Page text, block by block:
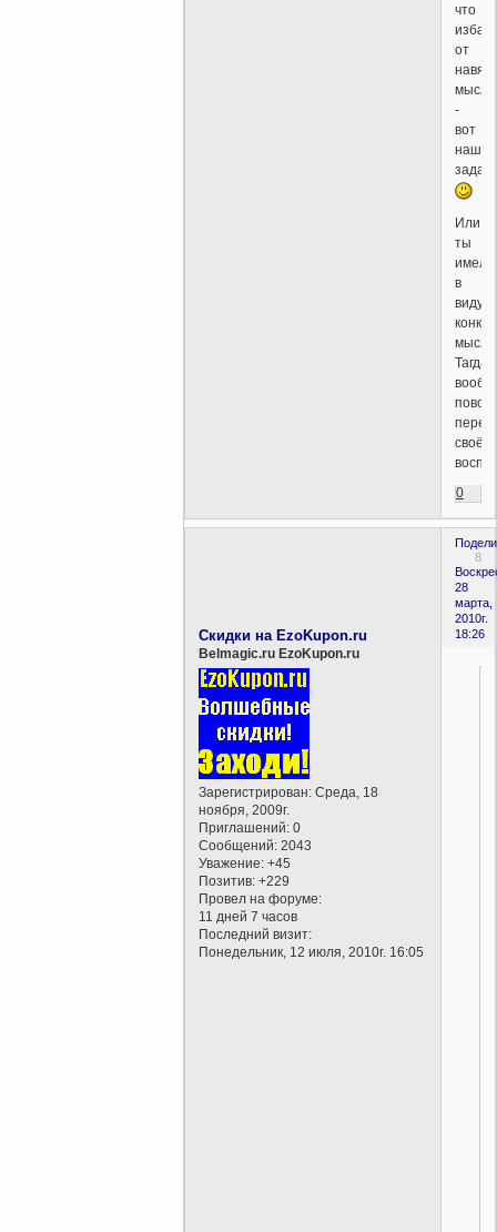
что
от
мысли
-
вот
нашп
Или
ты
имел
в
виду
Тагда
повол
своё
0
8
28
марта,
2010г.
18:26
Скидки на EzoKupon.ru
Belmagic.ru EzoKupon.ru
Зарегистрирован: Среда, 18
ноября, 2009г.
Приглашений: 0
Сообщений: 2043
Уважение: +45
Позитив: +229
Провел на форуме:
11 дней 7 часов
Последний визит:
Понедельник, 12 июля, 2010г. 16:05